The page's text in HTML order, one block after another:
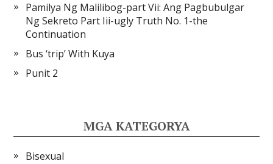
Pamilya Ng Malilibog-part Vii: Ang Pagbubulgar
Ng Sekreto Part Iii-ugly Truth No. 1-the
Continuation
Bus ‘trip’ With Kuya
Punit 2
MGA KATEGORYA
Bisexual